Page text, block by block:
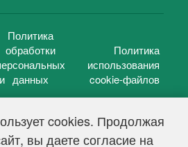
cookies. Продолжая
вы даете согласие на
Политика
обработки
данных
Политика
использования
cookie-файлов